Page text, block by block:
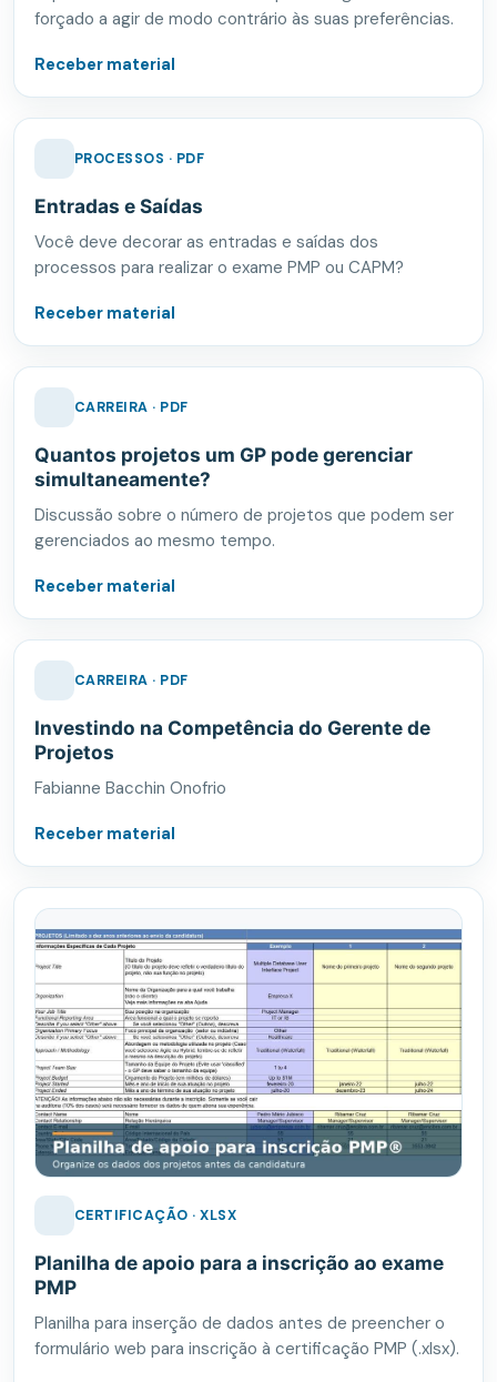
forçado a agir de modo contrário às suas preferências.
Receber material
PROCESSOS · PDF
Entradas e Saídas
Você deve decorar as entradas e saídas dos
processos para realizar o exame PMP ou CAPM?
Receber material
CARREIRA · PDF
Quantos projetos um GP pode gerenciar
simultaneamente?
Discussão sobre o número de projetos que podem ser
gerenciados ao mesmo tempo.
Receber material
CARREIRA · PDF
Investindo na Competência do Gerente de
Projetos
Fabianne Bacchin Onofrio
Receber material
CERTIFICAÇÃO · XLSX
Planilha de apoio para a inscrição ao exame
PMP
Planilha para inserção de dados antes de preencher o
formulário web para inscrição à certificação PMP (.xlsx).